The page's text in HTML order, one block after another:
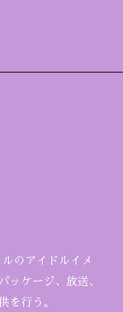
のアイドルイメ
ッケージ、放送、
を行う。